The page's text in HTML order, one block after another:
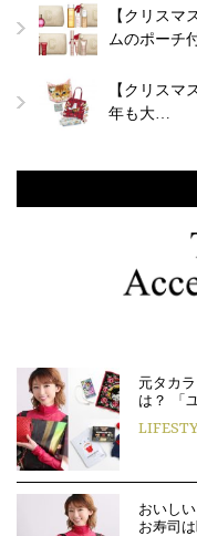
【クリスマ
ムのポーチ
【クリスマ
年も大…
元タカ
は？ 「
おいし
お寿司